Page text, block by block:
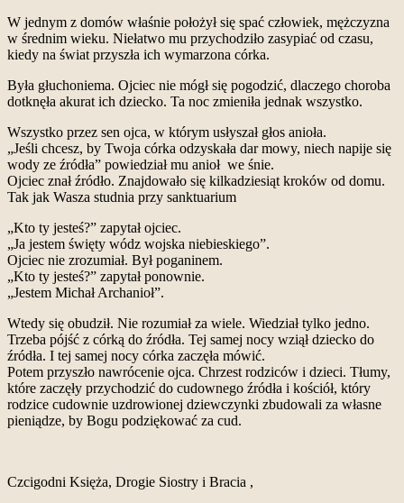
W jednym z domów właśnie położył się spać człowiek, mężczyzna
w średnim wieku. Niełatwo mu przychodziło zasypiać od czasu,
kiedy na świat przyszła ich wymarzona córka.
Była głuchoniema. Ojciec nie mógł się pogodzić, dlaczego choroba
dotknęła akurat ich dziecko. Ta noc zmieniła jednak wszystko.
Wszystko przez sen ojca, w którym usłyszał głos anioła.
„Jeśli chcesz, by Twoja córka odzyskała dar mowy, niech napije się
wody ze źródła” powiedział mu anioł we śnie.
Ojciec znał źródło. Znajdowało się kilkadziesiąt kroków od domu.
Tak jak Wasza studnia przy sanktuarium
„Kto ty jesteś?” zapytał ojciec.
„Ja jestem święty wódz wojska niebieskiego”.
Ojciec nie zrozumiał. Był poganinem.
„Kto ty jesteś?” zapytał ponownie.
„Jestem Michał Archanioł”.
Wtedy się obudził. Nie rozumiał za wiele. Wiedział tylko jedno.
Trzeba pójść z córką do źródła. Tej samej nocy wziął dziecko do
źródła. I tej samej nocy córka zaczęła mówić.
Potem przyszło nawrócenie ojca. Chrzest rodziców i dzieci. Tłumy,
które zaczęły przychodzić do cudownego źródła i kościół, który
rodzice cudownie uzdrowionej dziewczynki zbudowali za własne
pieniądze, by Bogu podziękować za cud.
Czcigodni Księża, Drogie Siostry i Bracia ,